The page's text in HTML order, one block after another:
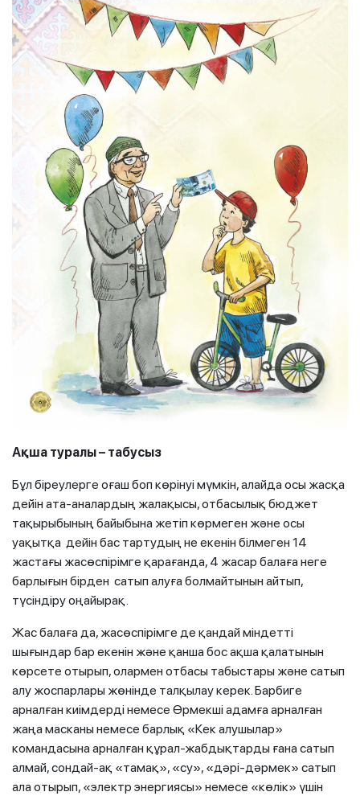
Ақша туралы – табусыз
Бұл біреулерге оғаш боп көрінуі мүмкін, алайда осы жасқа
дейін ата-аналардың жалақысы, отбасылық бюджет
тақырыбының байыбына жетіп көрмеген және осы
уақытқа дейін бас тартудың не екенін білмеген 14
жастағы жасөспірімге қарағанда, 4 жасар балаға неге
барлығын бірден сатып алуға болмайтынын айтып,
түсіндіру оңайырақ.
Жас балаға да, жасөспірімге де қандай міндетті
шығындар бар екенін және қанша бос ақша қалатынын
көрсете отырып, олармен отбасы табыстары және сатып
алу жоспарлары жөнінде талқылау керек. Барбиге
арналған киімдерді немесе Өрмекші адамға арналған
жаңа масканы немесе барлық «Кек алушылар»
командасына арналған құрал-жабдықтарды ғана сатып
алмай, сондай-ақ «тамақ», «су», «дәрі-дәрмек» сатып
ала отырып, «электр энергиясы» немесе «көлік» үшін